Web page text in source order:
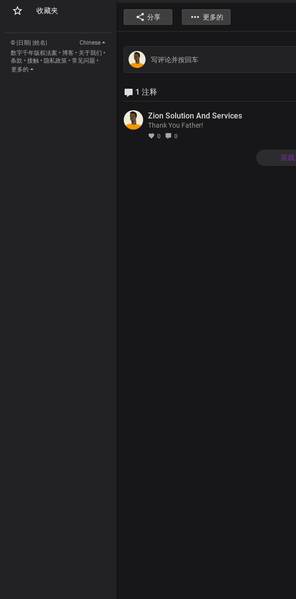
收藏夹
© |日期| |姓名|
Chinese
数字千年版权法案 • 博客 • 关于我们 •
条款 • 接触 • 隐私政策 • 常见问题 •
更多的
分享 更多的
1 注释
Zion Solution And Services
Thank You Father!
0 0
装